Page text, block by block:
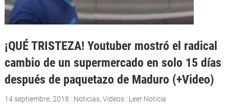
¡QUÉ TRISTEZA! Youtuber mostró el radical
cambio de un supermercado en solo 15 días
después de paquetazo de Maduro (+Video)
14 septiembre, 2018 | Noticias, Videos | Leer Noticia